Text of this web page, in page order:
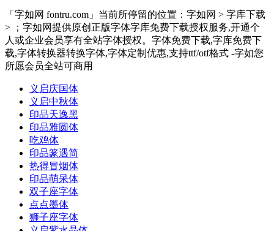
「字如网 fontru.com」当前所停留的位置：字如网 > 字库下载
> ；字如网提供原创正版字体字库免费下载授权服务,开通个
人或企业会员享有全站字体授权。字体免费下载,字库免费下
载,字体转换器转换字体,字体定制优惠,支持ttf/otf格式 -字如您
所愿会员全站可商用
义启庆国体
义启中秋体
印品天逸黑
印品雅圆体
吃鸡体
印品篆遇简
热得冒烟体
印品萌呆体
双子座字体
点点墨体
狮子座字体